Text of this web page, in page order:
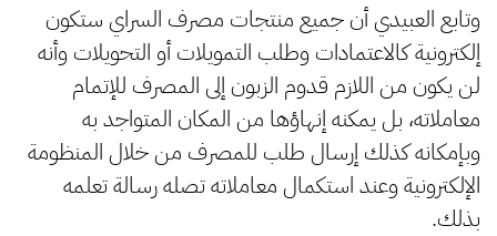
وتابع العبيدي أن جميع منتجات مصرف السراي ستكون
إلكترونية كالاعتمادات وطلب التمويلات أو التحويلات وأنه
لن يكون من اللازم قدوم الزبون إلى المصرف للإتمام
معاملاته، بل يمكنه إنهاؤها من المكان المتواجد به
وبإمكانه كذلك إرسال طلب للمصرف من خلال المنظومة
الإلكترونية وعند استكمال معاملاته تصله رسالة تعلمه
بذلك.